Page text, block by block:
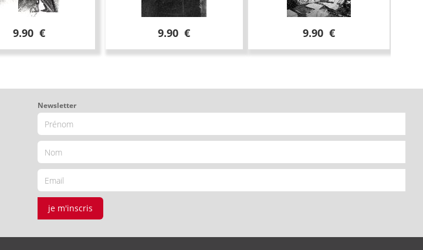
9.90 € 9.90 € 9.90 €
Newsletter
je m'inscris